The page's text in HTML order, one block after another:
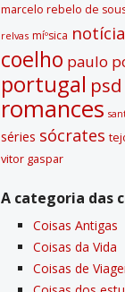
marcelo rebelo de
relvas míºsica
coelho paulo
portugal psd
romances
séries sócrates
vitor gaspar
A categoria das
Coisas Antigas
Coisas da Vida
Coisas de